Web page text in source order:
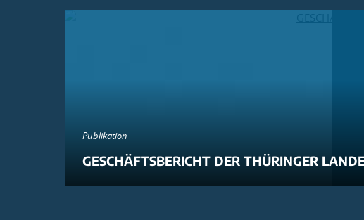
Publikation
GESCHÄFTSBERICHT DER THÜRINGER